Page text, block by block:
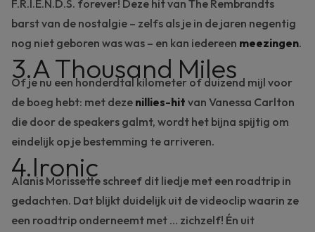
F.R.I.E.N.D.S. forever! Deze hit van The Rembrandts
barst van de nostalgie – zelfs als je in de jaren negentig
nog niet geboren was was – en kan iedereen meezingen.
3.A Thousand Miles
Of je nu een honderdtal kilometer of duizend mijl voor
de boeg hebt: met deze nillies-hit van Vanessa Carlton
die door de speakers galmt, wordt het bijna spijtig om
eindelijk op je bestemming te arriveren.
4.Ironic
Alanis Morissette schreef dit liedje met een roadtrip in
gedachten. Dat blijkt duidelijk uit de videoclip waarin ze
een roadtrip onderneemt met … zichzelf! Én uit